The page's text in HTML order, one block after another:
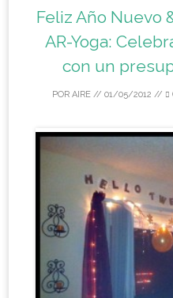
Feliz Año Nuevo
AR-Yoga:
con un
POR AIRE // 01/05/2012 //